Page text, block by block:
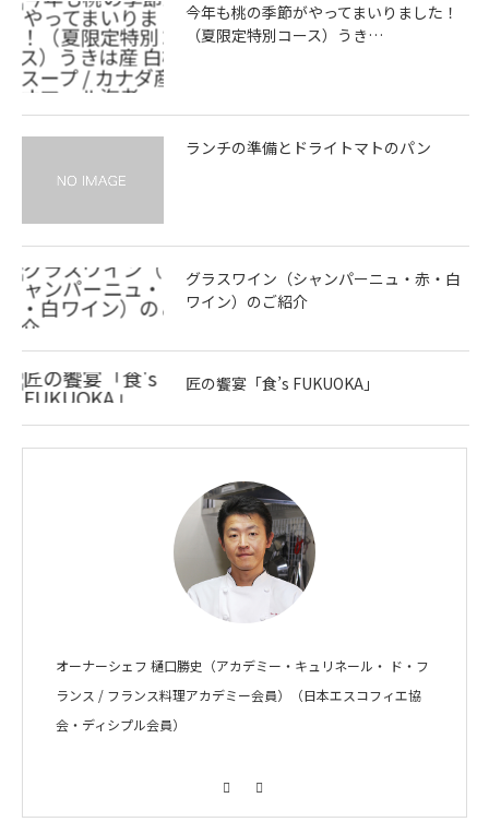
今年も桃の季節がやってまいりました！
（夏限定特別コース）うき…
ランチの準備とドライトマトのパン
グラスワイン（シャンパーニュ・赤・白
ワイン）のご紹介
匠の饗宴「食’s FUKUOKA」
オーナーシェフ 樋口勝史（アカデミー・キュリネール・ ド・フ
ランス / フランス料理アカデミー会員）（日本エスコフィエ協
会・ディシプル会員）